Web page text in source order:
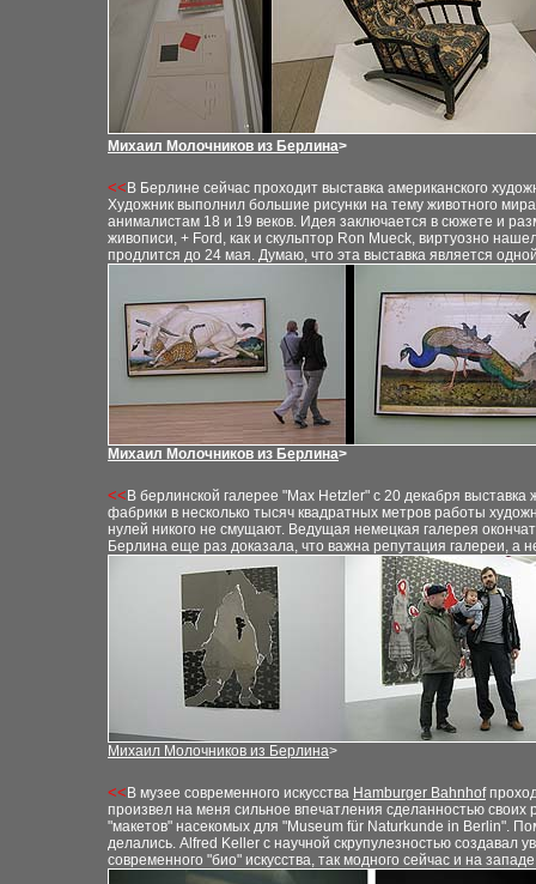
Михаил Молочников из Берлина>
<< В Берлине сейчас проходит выставка американского
Художник выполнил большие рисунки на тему животного мира
анималистам 18 и 19 веков. Идея заключается в сюжете и
живописи, + Ford , как и скульптор Ron Mueck, виртуозно
продлится до 24 мая. Думаю, что эта выставка является
Михаил Молочников из Берлина>
<< В берлинской галерее "Max Hetzler" с 20 декабря
фабрики в несколько тысяч квадратных метров работы
нулей никого не смущают. Ведущая немецкая галерея
Берлина еще раз доказала, что важна репутация галереи, а
Михаил Молочников из Берлина>
<< В музее современного искусства Hamburger Bahnhof
произвел на меня сильное впечатления сделанностью
"макетов" насекомых для "Museum für Naturkunde in Berlin".
делались. Alfred Keller с научной скрупулезностью
современного "био" искусства, так модного сейчас и на